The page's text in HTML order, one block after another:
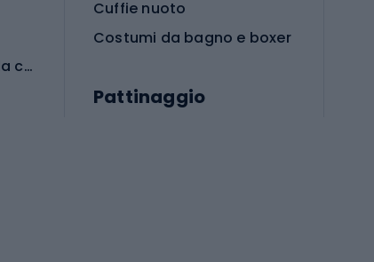
Abbigliamento per sport da combattimento
Cuffie nuoto
Costumi da bagno e boxer
Pattinaggio